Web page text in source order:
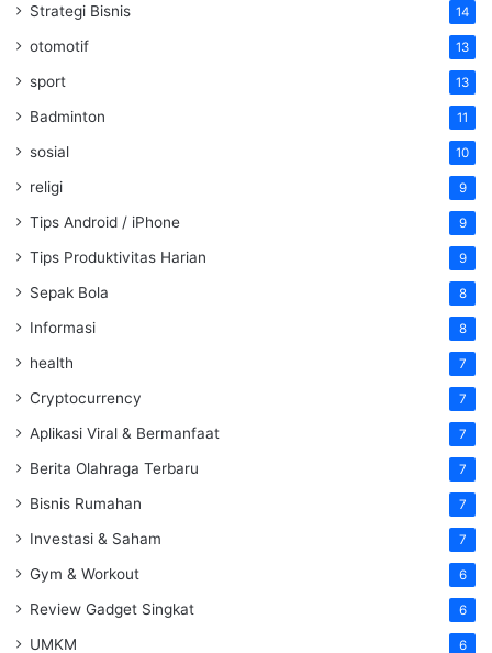
Strategi Bisnis 14
otomotif 13
sport 13
Badminton 11
sosial 10
religi 9
Tips Android / iPhone 9
Tips Produktivitas Harian 9
Sepak Bola 8
Informasi 8
health 7
Cryptocurrency 7
Aplikasi Viral & Bermanfaat 7
Berita Olahraga Terbaru 7
Bisnis Rumahan 7
Investasi & Saham 7
Gym & Workout 6
Review Gadget Singkat 6
UMKM 6